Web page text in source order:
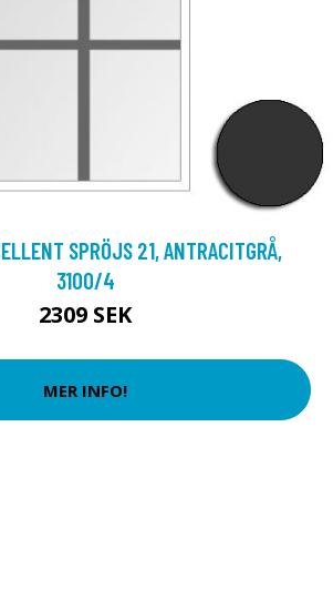
SPRÖJS 21, ANTRACITGRÅ,
3100/4
2309 SEK
MER INFO!